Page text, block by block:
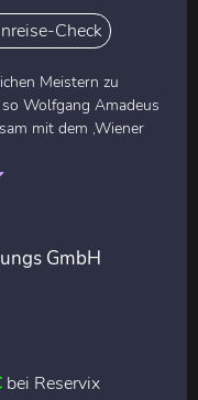
Check
Meistern zu
Wolfgang Amadeus
mit dem ‚Wiener
GmbH
bei Reservix